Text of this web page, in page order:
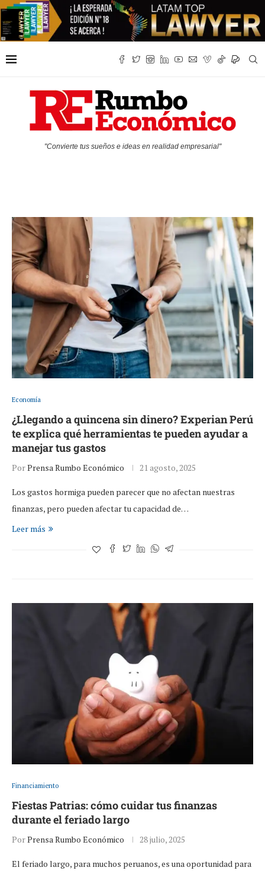
"Convierte tus sueños e ideas en realidad empresarial"
Economía
¿Llegando a quincena sin dinero? Experian Perú
te explica qué herramientas te pueden ayudar a
manejar tus gastos
PorPrensa Rumbo Económico 21 agosto, 2025
Los gastos hormiga pueden parecer que no afectan nuestras
finanzas, pero pueden afectar tu capacidad de…
Leer más
Financiamiento
Fiestas Patrias: cómo cuidar tus finanzas
durante el feriado largo
PorPrensa Rumbo Económico 28 julio, 2025
El feriado largo, para muchos peruanos, es una oportunidad para